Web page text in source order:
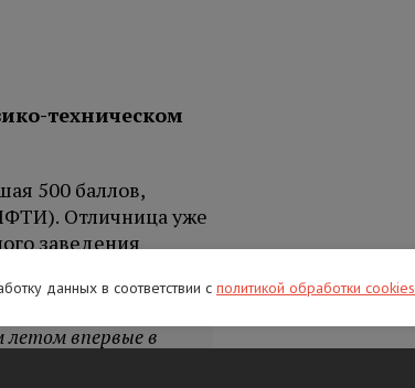
техническом
500 баллов,
Отличница уже
заведения
летом впервые в
данных в соответствии с политикой обработки cookies